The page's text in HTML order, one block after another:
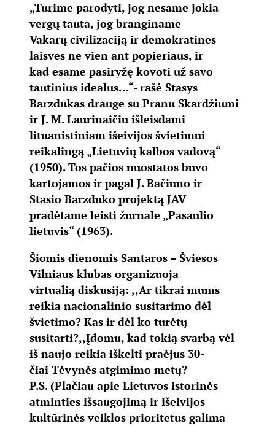
„Turime parodyti, jog nesame jokia
vergų tauta, jog branginame
Vakarų civilizaciją ir demokratines
laisves ne vien ant popieriaus, ir
kad esame pasiryžę kovoti už savo
tautinius idealus…“- rašė Stasys
Barzdukas drauge su Pranu Skardžiumi
ir J. M. Laurinaičiu išleisdami
lituanistiniam išeivijos švietimui
reikalingą „Lietuvių kalbos vadovą“
(1950). Tos pačios nuostatos buvo
kartojamos ir pagal J. Bačiūno ir
Stasio Barzduko projektą JAV
pradėtame leisti žurnale „Pasaulio
lietuvis“ (1963).
Šiomis dienomis Santaros – Šviesos
Vilniaus klubas organizuoja
virtualią diskusiją: ,,Ar tikrai mums
reikia nacionalinio susitarimo dėl
švietimo? Kas ir dėl ko turėtų
susitarti?,,Įdomu, kad tokią svarbą vėl
iš naujo reikia iškelti praėjus 30-
čiai Tėvynės atgimimo metų?
P.S. (Plačiau apie Lietuvos istorinės
atminties išsaugojimą ir išeivijos
kultūrinės veiklos prioritetus galima